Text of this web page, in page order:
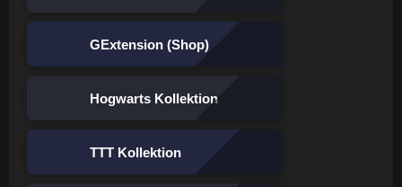
GExtension (Shop)
Hogwarts Kollektion
TTT Kollektion